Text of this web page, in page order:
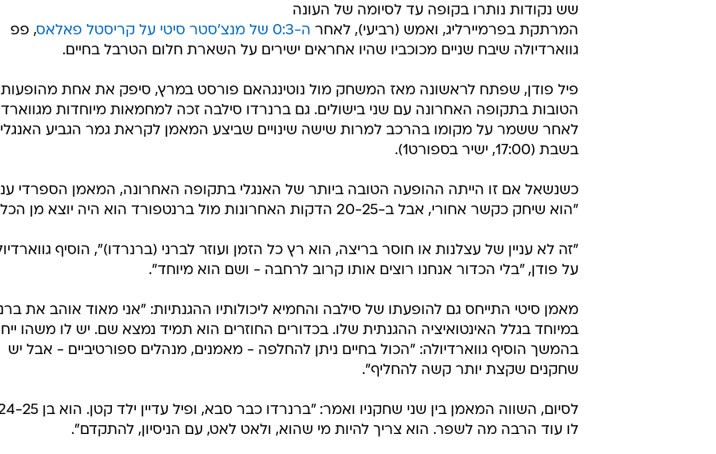
שש נקודות נותרו בקופה עד לסיומה של העונה
המרתקת בפרמיירליג, ואמש (רביעי), לאחר ה-0:3 של מנצ'סטר סיטי על קריסטל פאלאס
, פפ
גווארדיולה שיבח שניים מכוכביו שהיו אחראים ישירים על השארת חלום הטרבל בחיים.
פיל פודן, שפתח לראשונה מאז המשחק מול נוטינגהאם פורסט במרץ, סיפק את אחת
הטובות בתקופה האחרונה עם שני בישולים. גם ברנרדו סילבה זכה למחמאות מיוחדות
לאחר ששמר על מקומו בהרכב למרות שישה שינויים שביצע המאמן לקראת גמר הגביע האנגלי
בשבת (17:00, ישיר בספורט1).
כשנשאל אם זו הייתה ההופעה הטובה ביותר של האנגלי בתקופה האחרונה, המאמן הספרדי
"הוא שיחק כקשר אחורי, אבל ב-20-25 הדקות האחרונות מול ברנטפורד הוא היה יוצא מן הכלל".
"זה לא עניין של עצלנות או חוסר בריצה, הוא רץ כל הזמן ועוזר לברני (ברנרדו)", הוסיף
על פודן, "בלי הכדור אנחנו רוצים אותו קרוב לרחבה - ושם הוא מיוחד".
מאמן סיטי התייחס גם להופעתו של סילבה והחמיא ליכולותיו ההגנתיות: "אני מאוד אוהב את
במיוחד בגלל האינטואיציה ההגנתית שלו. בכדורים החוזרים הוא תמיד נמצא שם. יש לו משהו
בהמשך הוסיף גווארדיולה: "הכול בחיים ניתן להחלפה - מאמנים, מנהלים ספורטיביים - אבל יש
שחקנים שקצת יותר קשה להחליף".
לו עוד הרבה מה לשפר. הוא צריך להיות מי שהוא, ולאט לאט, עם הניסיון, להתקדם".